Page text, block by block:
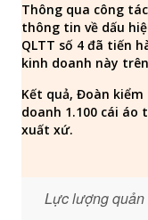
Thông qua công
thông tin về dấu
QLTT số 4 đã tiến
kinh doanh này
Kết quả, Đoàn
doanh 1.100 cái áo
xuất xứ.
Lực lượng